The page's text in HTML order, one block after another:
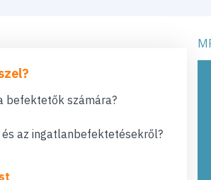
befektetők számára?
az ingatlanbefektetésekről?